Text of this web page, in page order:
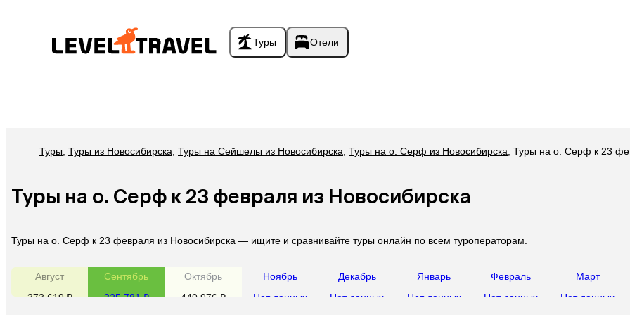
Туры Отели
Туры Туры из Новосибирска Туры на Сейшелы из Новосибирска Туры на о. Серф из Новосибирска Туры на о. Серф к 23
Туры на о. Серф к 23 февраля из Новосибирска
Туры на о. Серф к 23 февраля из Новосибирска — ищите и сравнивайте туры онлайн по всем туроператорам.
Август
373 619 ₽
Сентябрь
325 781 ₽
Октябрь
440 976 ₽
Ноябрь
Нет данных
Декабрь
Нет данных
Январь
Нет данных
Февраль
Нет данных
Март
Нет данных